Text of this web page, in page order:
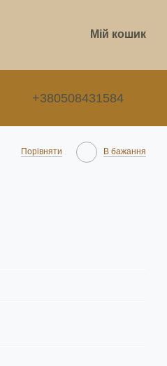
Мій кошик
+380508431584
Порівняти В бажання